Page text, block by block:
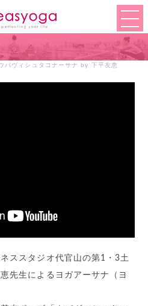
パヴィシュタコナーサナ by 下平友恵
ススタジオ代官山の第1・3土
先生によるヨガアーサナ（ヨ